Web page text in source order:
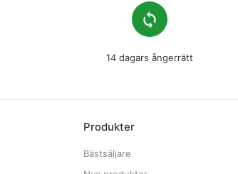
loop
14 dagars ångerrätt
Produkter
Bästsäljare